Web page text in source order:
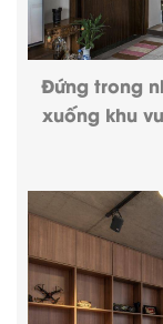
Đứng trong
xuống khu